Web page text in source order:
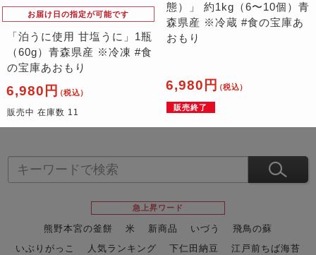
お届け日の指定が可能です
「泊うに使用 甘塩うに」1瓶
（60g）青森県産 ※冷凍 #食
の宝庫あおもり
6,980円 （税込）
販売中 在庫数 11
態）」 約1kg（6〜10個）青
森県産 ※冷蔵 #食の宝庫あ
おもり
6,980円 （税込）
販売終了
急上昇ワード
熊野本宮の釜餅 米 新商品 いづう
飛鳥の蘇
いぶりがっこ
人気ランキング 下仁田納豆
江戸前ちば海苔